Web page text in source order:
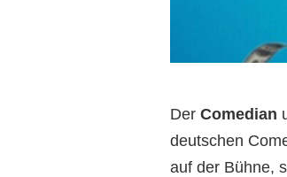
Der Comedian
deutschen
auf der Bühne,